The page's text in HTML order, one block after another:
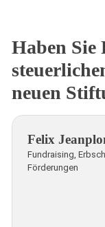
Haben Sie
neuen
Felix
Fundraising,
Förderungen